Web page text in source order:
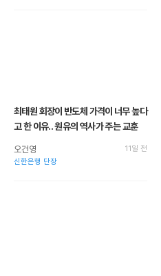
최태원 회장이 반도체 가격이 너무 높다
고 한 이유.. 원유의 역사가 주는 교훈
오건영
신한은행 단장
11일 전